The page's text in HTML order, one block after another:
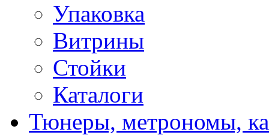
Упаковка
Витрины
Стойки
Каталоги
Тюнеры, метрономы,